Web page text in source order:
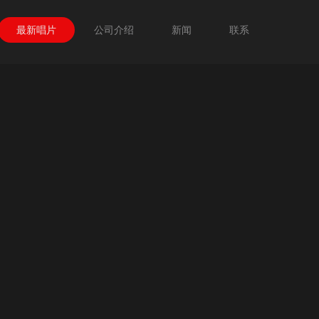
最新唱片 公司介绍 新闻 联系